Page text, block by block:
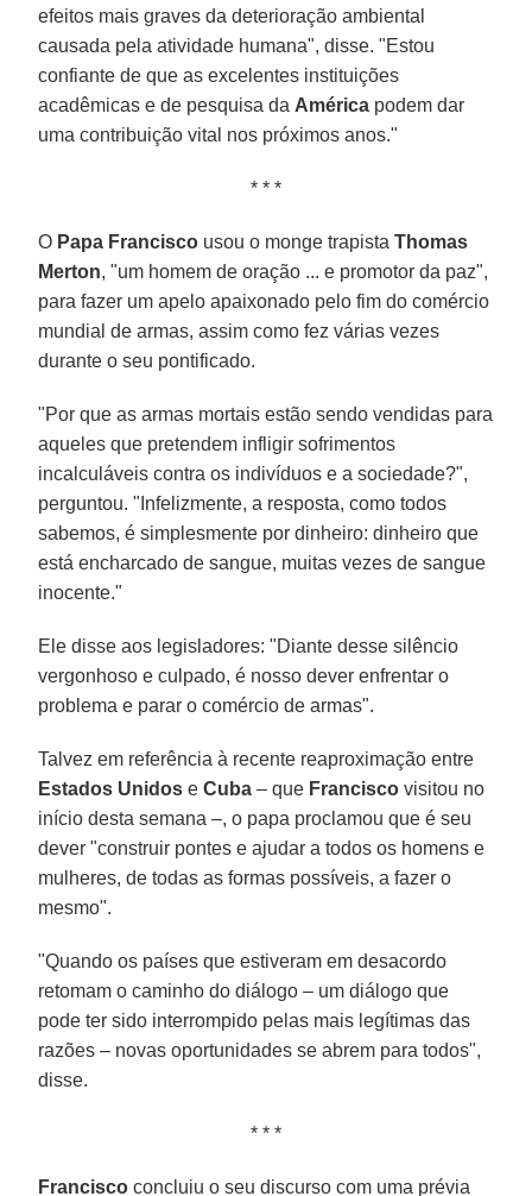
efeitos mais graves da deterioração ambiental
causada pela atividade humana", disse. "Estou
confiante de que as excelentes instituições
acadêmicas e de pesquisa da América podem dar
uma contribuição vital nos próximos anos."
* * *
O Papa Francisco usou o monge trapistaThomas
Merton, "um homem de oração ... e promotor da paz",
para fazer um apelo apaixonado pelo fim do comércio
mundial de armas, assim como fez várias vezes
durante o seu pontificado.
"Por que as armas mortais estão sendo vendidas para
aqueles que pretendem infligir sofrimentos
incalculáveis contra os indivíduos e a sociedade?",
perguntou. "Infelizmente, a resposta, como todos
sabemos, é simplesmente por dinheiro: dinheiro que
está encharcado de sangue, muitas vezes de sangue
inocente."
Ele disse aos legisladores: "Diante desse silêncio
vergonhoso e culpado, é nosso dever enfrentar o
problema e parar o comércio de armas".
Talvez em referência à recente reaproximação entre
Estados Unidos eCuba – que Francisco visitou no
início desta semana –, o papa proclamou que é seu
dever "construir pontes e ajudar a todos os homens e
mulheres, de todas as formas possíveis, a fazer o
mesmo".
"Quando os países que estiveram em desacordo
retomam o caminho do diálogo – um diálogo que
pode ter sido interrompido pelas mais legítimas das
razões – novas oportunidades se abrem para todos",
disse.
* * *
Francisco concluiu o seu discurso com uma prévia